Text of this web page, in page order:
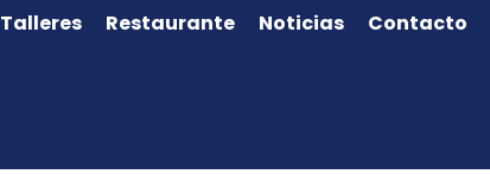
Talleres Restaurante Noticias Contacto